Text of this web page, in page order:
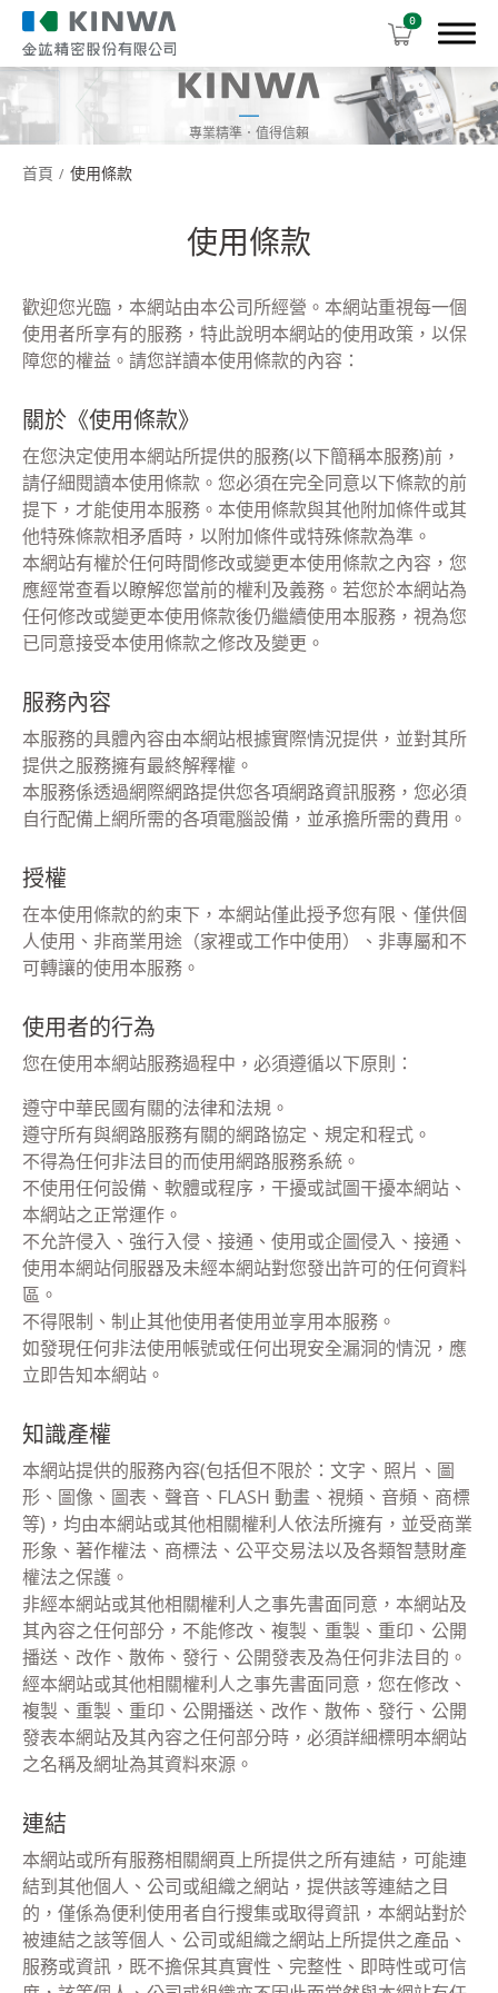
0
專業精準．值得信賴
首頁 使用條款
使用條款
歡迎您光臨，本網站由本公司所經營。本網站重視每一個
使用者所享有的服務，特此說明本網站的使用政策，以保
障您的權益。請您詳讀本使用條款的內容：
關於《使用條款》
在您決定使用本網站所提供的服務(以下簡稱本服務)前，
請仔細閱讀本使用條款。您必須在完全同意以下條款的前
提下，才能使用本服務。本使用條款與其他附加條件或其
他特殊條款相矛盾時，以附加條件或特殊條款為準。
本網站有權於任何時間修改或變更本使用條款之內容，您
應經常查看以瞭解您當前的權利及義務。若您於本網站為
任何修改或變更本使用條款後仍繼續使用本服務，視為您
已同意接受本使用條款之修改及變更。
服務內容
本服務的具體內容由本網站根據實際情況提供，並對其所
提供之服務擁有最終解釋權。
本服務係透過網際網路提供您各項網路資訊服務，您必須
自行配備上網所需的各項電腦設備，並承擔所需的費用。
授權
在本使用條款的約束下，本網站僅此授予您有限、僅供個
人使用、非商業用途（家裡或工作中使用）、非專屬和不
可轉讓的使用本服務。
使用者的行為
您在使用本網站服務過程中，必須遵循以下原則：
遵守中華民國有關的法律和法規。
遵守所有與網路服務有關的網路協定、規定和程式。
不得為任何非法目的而使用網路服務系統。
不使用任何設備、軟體或程序，干擾或試圖干擾本網站、
本網站之正常運作。
不允許侵入、強行入侵、接通、使用或企圖侵入、接通、
使用本網站伺服器及未經本網站對您發出許可的任何資料
區。
不得限制、制止其他使用者使用並享用本服務。
如發現任何非法使用帳號或任何出現安全漏洞的情況，應
立即告知本網站。
知識產權
本網站提供的服務內容(包括但不限於：文字、照片、圖
形、圖像、圖表、聲音、FLASH 動畫、視頻、音頻、商標
等)，均由本網站或其他相關權利人依法所擁有，並受商業
形象、著作權法、商標法、公平交易法以及各類智慧財產
權法之保護。
非經本網站或其他相關權利人之事先書面同意，本網站及
其內容之任何部分，不能修改、複製、重製、重印、公開
播送、改作、散佈、發行、公開發表及為任何非法目的。
經本網站或其他相關權利人之事先書面同意，您在修改、
複製、重製、重印、公開播送、改作、散佈、發行、公開
發表本網站及其內容之任何部分時，必須詳細標明本網站
之名稱及網址為其資料來源。
連結
本網站或所有服務相關網頁上所提供之所有連結，可能連
結到其他個人、公司或組織之網站，提供該等連結之目
的，僅係為便利使用者自行搜集或取得資訊，本網站對於
被連結之該等個人、公司或組織之網站上所提供之產品、
服務或資訊，既不擔保其真實性、完整性、即時性或可信
關於我們
虛擬展覽館
全球服務據點
聯繫我們
新聞中心
繁體中文 English